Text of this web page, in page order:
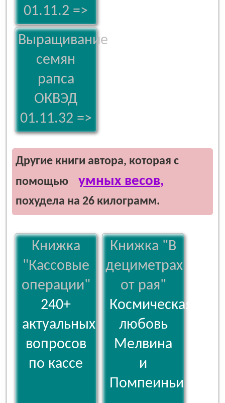
01.11.2 =>
Выращивание
семян
рапса
ОКВЭД
01.11.32 =>
Другие книги автора, которая с
помощью
умных весов,
похудела на 26 килограмм.
Книжка
"Кассовые
операции"
240+
актуальных
вопросов
по кассе
Книжка "В
дециметрах
от рая"
Космическая
любовь
Мелвина
и
Помпеиньи